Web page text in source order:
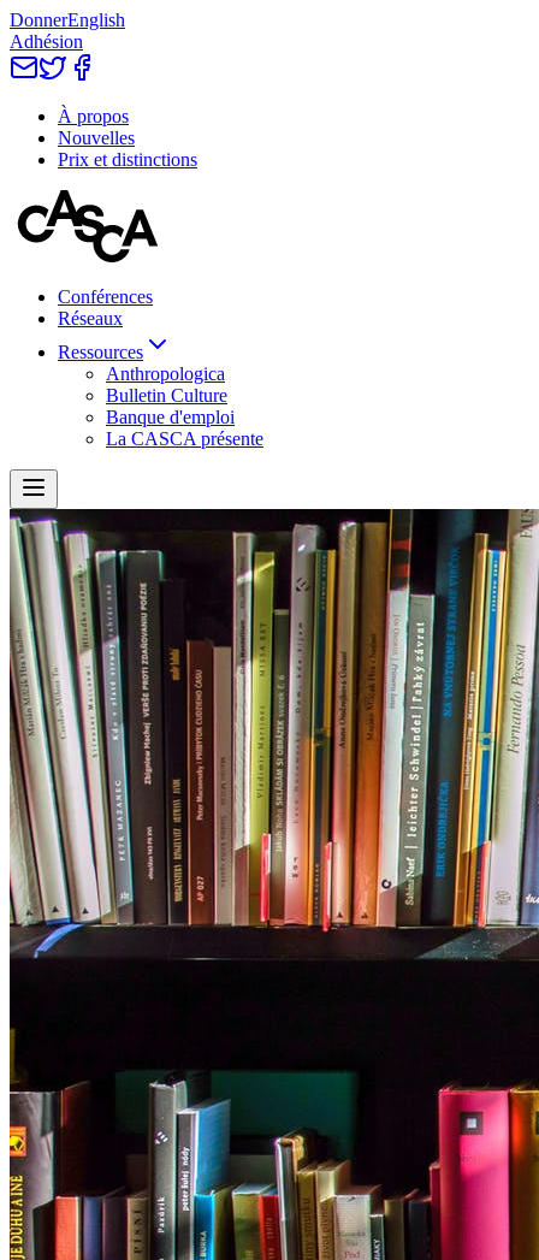
DonnerEnglish
Adhésion
À propos
Nouvelles
Prix et distinctions
Conférences
Réseaux
Ressources
Anthropologica
Bulletin Culture
Banque d'emploi
La CASCA présente